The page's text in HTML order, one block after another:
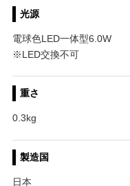
光源
電球色LED一体型6.0W
※LED交換不可
重さ
0.3kg
製造国
日本